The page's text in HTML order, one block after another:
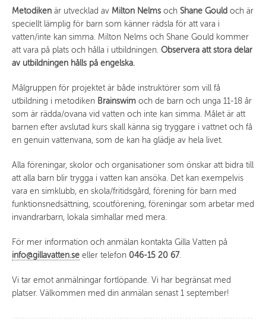
Metodiken är utvecklad av Milton Nelms och Shane Gould och är
speciellt lämplig för barn som känner rädsla för att vara i
vatten/inte kan simma. Milton Nelms och Shane Gould kommer
att vara på plats och hålla i utbildningen. Observera att stora delar
av utbildningen hålls på engelska.
Målgruppen för projektet är både instruktörer som vill få
utbildning i metodiken Brainswim och de barn och unga 11-18 år
som är rädda/ovana vid vatten och inte kan simma. Målet är att
barnen efter avslutad kurs skall känna sig tryggare i vattnet och få
en genuin vattenvana, som de kan ha glädje av hela livet.
Alla föreningar, skolor och organisationer som önskar att bidra till
att alla barn blir trygga i vatten kan ansöka. Det kan exempelvis
vara en simklubb, en skola/fritidsgård, förening för barn med
funktionsnedsättning, scoutförening, föreningar som arbetar med
invandrarbarn, lokala simhallar med mera.
För mer information och anmälan kontakta Gilla Vatten på
info@gillavatten.se eller telefon 046-15 20 67
Vi tar emot anmälningar fortlöpande. Vi har begränsat med
platser. Välkommen med din anmälan senast 1 september!